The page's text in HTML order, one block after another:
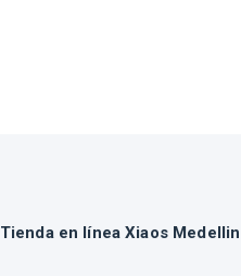
Tienda en línea Xiaos Medellin